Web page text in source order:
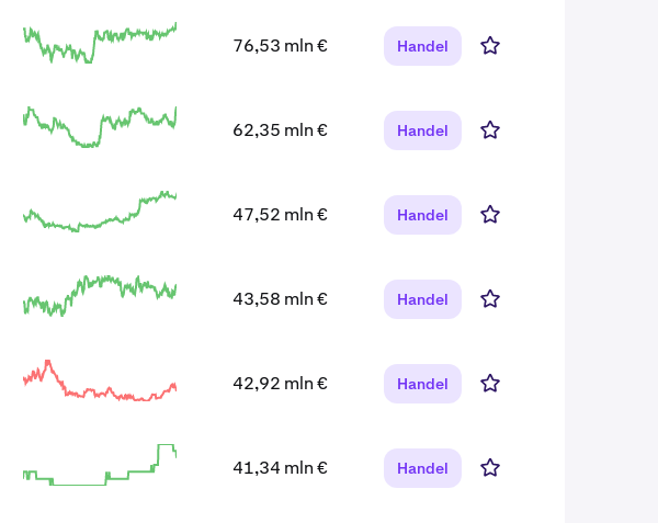
76,53 mln € Handel
62,35 mln € Handel
47,52 mln € Handel
43,58 mln € Handel
42,92 mln € Handel
41,34 mln € Handel